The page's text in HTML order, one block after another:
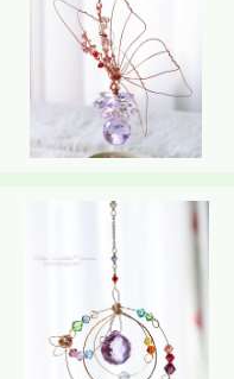
サンキャッチャー《Butterfly
（蝶）》
¥8,450
【A様ご予約済】サンキャッチャー
《universe（小宇宙）》スタンド
付き
¥9,100
SOLD OUT